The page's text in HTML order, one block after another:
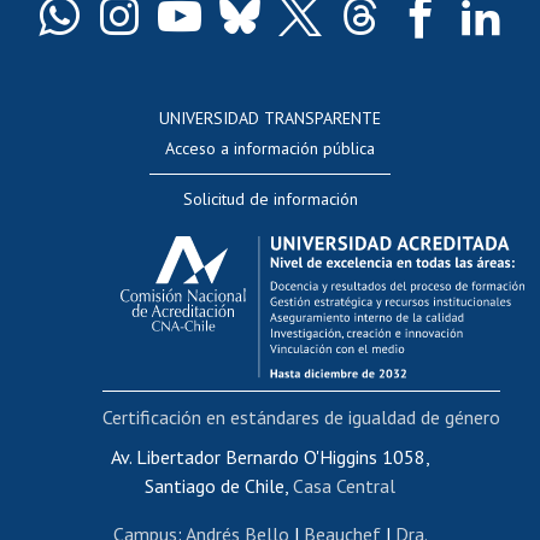
Docentes
Perfeccionamiento
Editar Portafolio Académico
Evaluación docente
Calificación académica
Postulación al AUCAI
Funcionarias/os
Cursos internos de capacitación
Bienestar del personal
Portal de movilidad interna
Certificado de renta
Certificado de renta honorarios
UNIVERSIDAD TRANSPARENTE
Acceso a información pública
Solicitud de información
Av. Libertador Bernardo O'Higgins 1058,
Santiago de Chile, Casa Central
Campus: Andrés Bello | Beauchef| Dra.
Certificación en estándares de igualdad de género